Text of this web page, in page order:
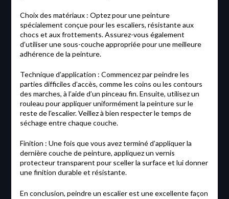
Choix des matériaux : Optez pour une peinture
spécialement conçue pour les escaliers, résistante aux
chocs et aux frottements. Assurez-vous également
d’utiliser une sous-couche appropriée pour une meilleure
adhérence de la peinture.
Technique d’application : Commencez par peindre les
parties difficiles d’accès, comme les coins ou les contours
des marches, à l’aide d’un pinceau fin. Ensuite, utilisez un
rouleau pour appliquer uniformément la peinture sur le
reste de l’escalier. Veillez à bien respecter le temps de
séchage entre chaque couche.
Finition : Une fois que vous avez terminé d’appliquer la
dernière couche de peinture, appliquez un vernis
protecteur transparent pour sceller la surface et lui donner
une finition durable et résistante.
En conclusion, peindre un escalier est une excellente façon